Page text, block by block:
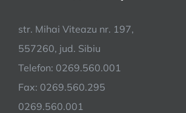
str. Mihai Viteazu nr. 197,
557260, jud. Sibiu
Telefon: 0269.560.001
Fax: 0269.560.295
0269.560.001